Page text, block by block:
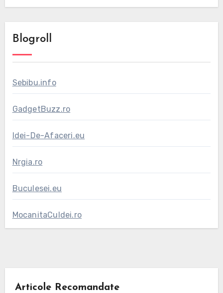
Blogroll
Sebibu.info
GadgetBuzz.ro
Idei-De-Afaceri.eu
Nrgia.ro
Buculesei.eu
MocanitaCuIdei.ro
Articole Recomandate